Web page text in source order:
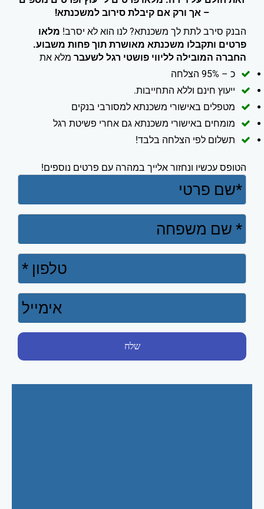
– אך ורק אם קיבלת סירוב למשכנתא!
הבנק סירב לתת לך משכנתא? לנו הוא לא יסרב! מלאו
פרטים ותקבלו משכנתא מאושרת תוך פחות משבוע.
החברה המובילה לליווי פושטי רגל לשעבר
כ – 95% הצלחה
ייעוץ חינם וללא התחייבות.
מטפלים באישורי משכנתא למסורבי בנקים
מומחים באישורי משכנתא גם אחרי פשיטת רגל
תשלום לפי הצלחה בלבד!
מלא את
הטופס עכשיו ונחזור אלייך במהרה עם פרטים נוספים!